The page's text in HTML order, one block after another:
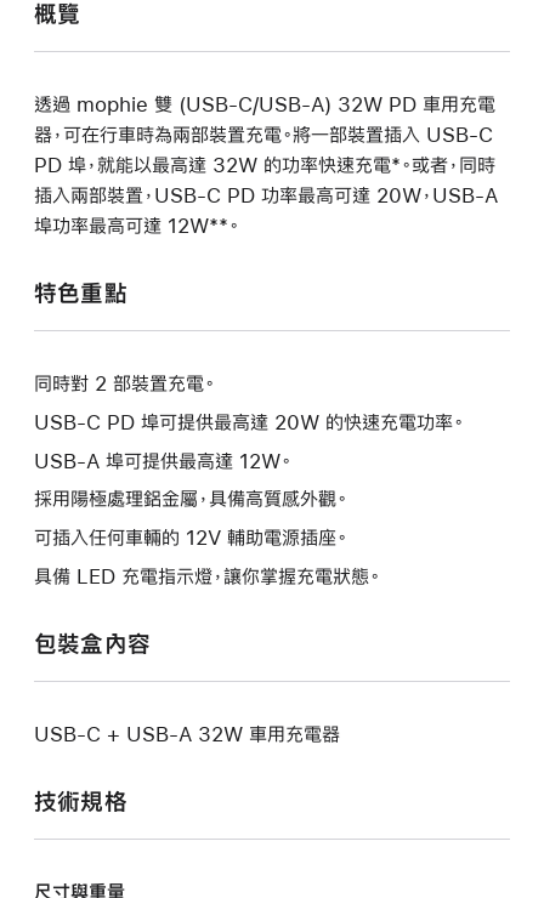
概覽
透過 mophie 雙 (USB-C/USB-A) 32W PD 車用充電
器，可在行車時為兩部裝置充電。將一部裝置插入 USB-C
PD 埠，就能以最高達 32W 的功率快速充電*。或者，同時
插入兩部裝置，USB-C PD 功率最高可達 20W，USB-A
埠功率最高可達 12W**。
特色重點
同時對 2 部裝置充電。
USB-C PD 埠可提供最高達 20W 的快速充電功率。
USB-A 埠可提供最高達 12W。
採用陽極處理鋁金屬，具備高質感外觀。
可插入任何車輛的 12V 輔助電源插座。
具備 LED 充電指示燈，讓你掌握充電狀態。
包裝盒內容
USB-C + USB-A 32W 車用充電器
技術規格
尺寸與重量